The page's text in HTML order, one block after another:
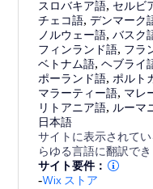
スロバキア語, セルビ
チェコ語,デンマーク
ノルウェー語,バスク
フィンランド語, フラ
ベトナム語,ヘブライ
ポーランド語, ポルト
マラーティー語, マレ
リトアニア語, ルーマ
日本語
サイトに表示されて
らゆる言語に翻訳でき
サイト要件：
-Wix ストア